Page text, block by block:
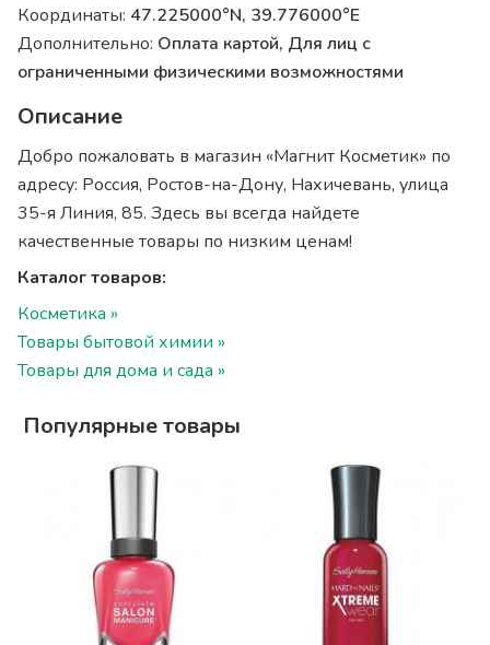
Координаты: 47.225000°N, 39.776000°E
Дополнительно: Оплата картой, Для лиц с
ограниченными физическими возможностями
Описание
Добро пожаловать в магазин «Магнит Косметик» по
адресу: Россия, Ростов-на-Дону, Нахичевань, улица
35-я Линия, 85. Здесь вы всегда найдете
качественные товары по низким ценам!
Каталог товаров:
Косметика »
Товары бытовой химии »
Товары для дома и сада »
Популярные товары